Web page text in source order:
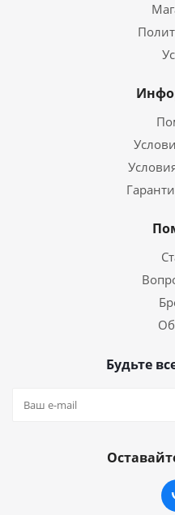
Будьте